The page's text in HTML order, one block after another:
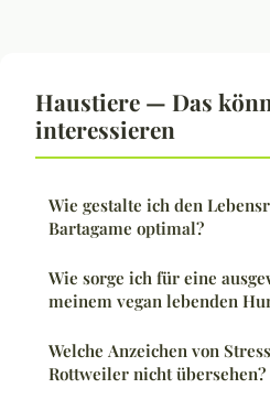
Haustiere — Das
interessieren
Wie gestalte ich den
Bartagame optimal?
Wie sorge ich für eine
meinem vegan lebenden
Welche Anzeichen von
Rottweiler nicht übersehen?